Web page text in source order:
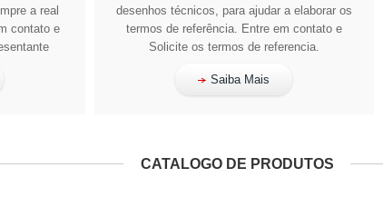
a real
contato e
desenhos técnicos, para ajudar a elaborar os
termos de referência. Entre em contato e
Solicite os termos de referencia.
Saiba Mais
CATALOGO DE PRODUTOS